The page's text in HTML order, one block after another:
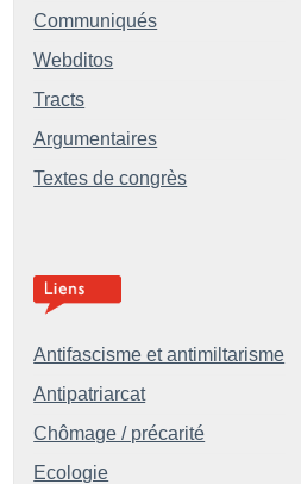
Communiqués
Webditos
Tracts
Argumentaires
Textes de congrès
Antifascisme et antimiltarisme
Antipatriarcat
Chômage / précarité
Ecologie